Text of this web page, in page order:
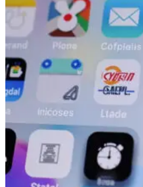
una
personalizzazione
completa
all’app
Fotocamera
di
Apple